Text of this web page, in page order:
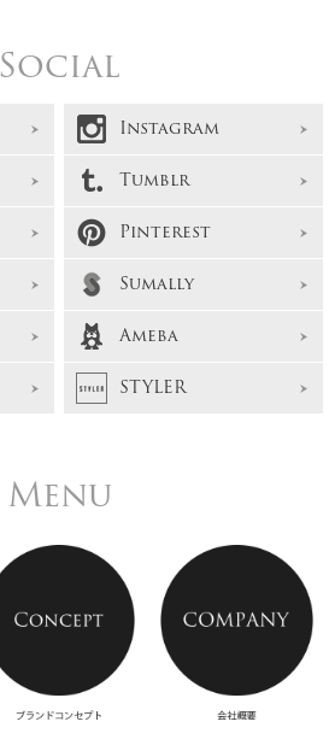
Social
Instagram
Tumblr
Pinterest
Sumally
Ameba
STYLER
Menu